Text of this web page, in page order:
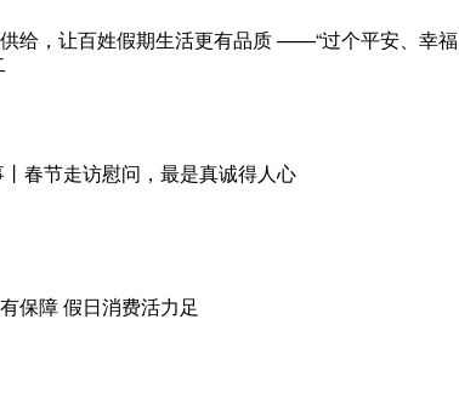
给，让百姓假期生活更有品质 ——“过个平安、幸福
丨春节走访慰问，最是真诚得人心
保障 假日消费活力足